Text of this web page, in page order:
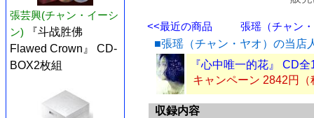
張芸興(チャン・イーシ
ン)
『斗战胜佛
Flawed Crown』 CD-
BOX2枚組
<<最近の商品
張瑶（チャン
■張瑶（チャン・ヤオ）の当店
『心中唯一的花』 CD
キャンペーン 2842円（
収録内容